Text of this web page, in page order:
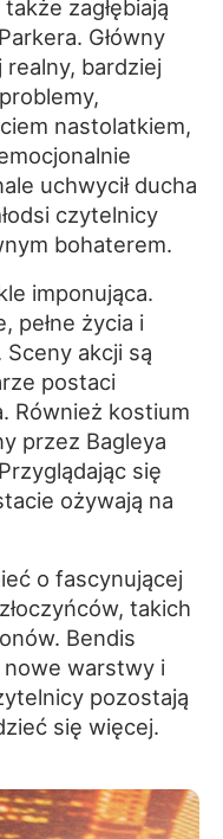
zagłębiają
Główny
bardziej
nastolatkiem,
uchwycił ducha
czytelnicy
bohaterem.
imponująca.
pełne życia i
Sceny akcji są
postaci
Również kostium
przez Bagleya
się
ożywają na
o fascynującej
takich
Bendis
warstwy i
pozostają
się więcej.